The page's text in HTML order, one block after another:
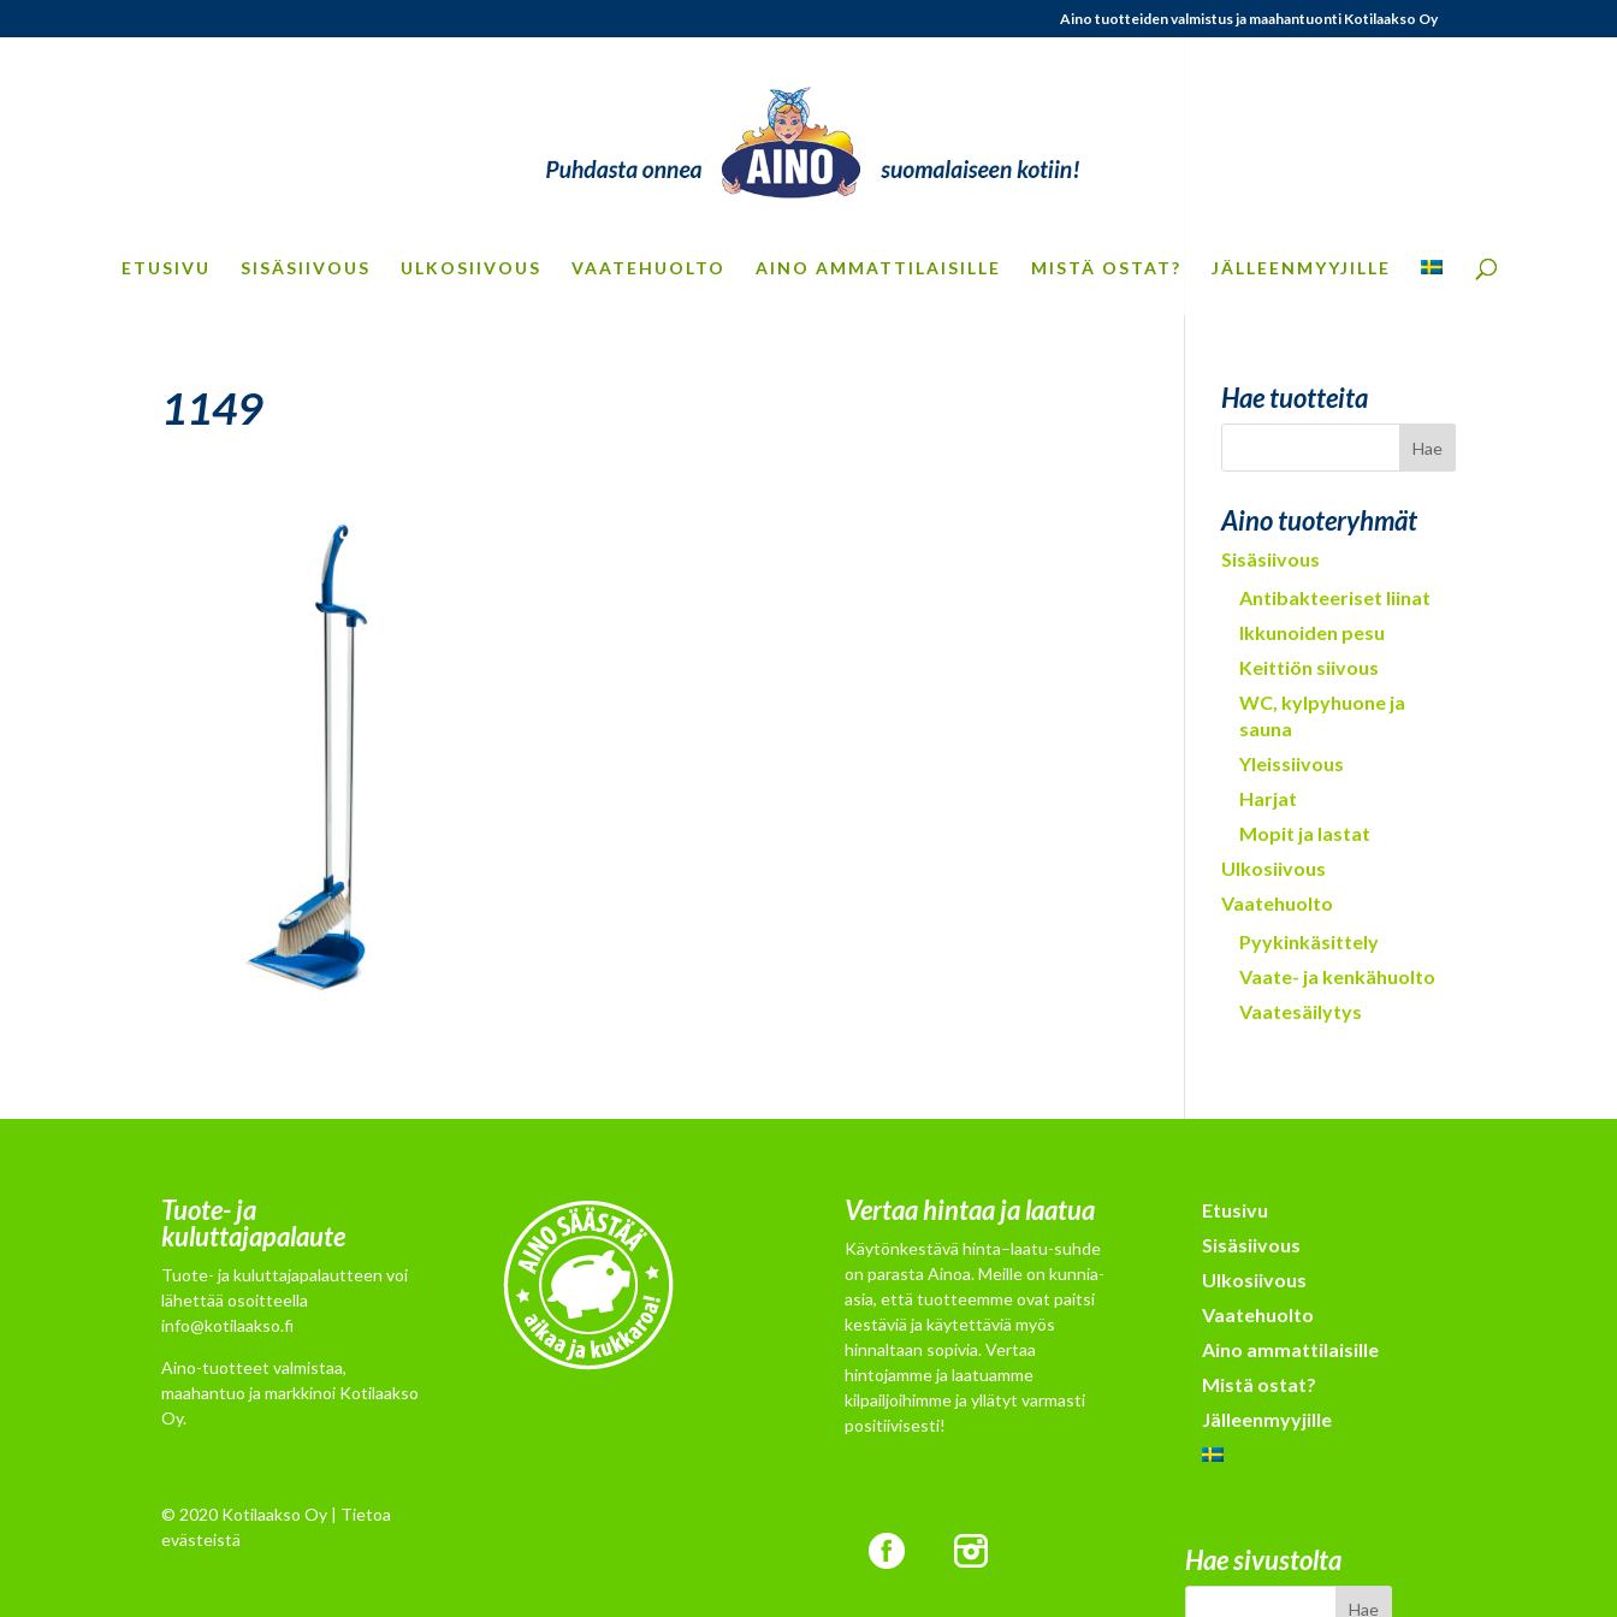
Aino tuotteiden valmistus ja maahantuonti Kotilaakso Oy
ETUSIVU SISÄSIIVOUS ULKOSIIVOUS VAATEHUOLTO AINO AMMATTILAISILLE MISTÄ OSTAT? JÄLLEENMYYJILLE
1149 Hae tuotteita
Aino tuoteryhmät
Sisäsiivous
Antibakteeriset liinat
Ikkunoiden pesu
Keittiön siivous
WC, kylpyhuone ja
sauna
Yleissiivous
Harjat
Mopit ja lastat
Ulkosiivous
Vaatehuolto
Pyykinkäsittely
Vaate- ja kenkähuolto
Vaatesäilytys
Tuote- ja
kuluttajapalaute
Tuote- ja kuluttajapalautteen voi
lähettää osoitteella
info@kotilaakso.fi
Aino-tuotteet valmistaa,
maahantuo ja markkinoi Kotilaakso
Oy.
© 2020 Kotilaakso Oy | Tietoa
evästeistä
Vertaa hintaa ja laatua
Käytönkestävä hinta–laatu-suhde
on parasta Ainoa. Meille on kunnia-
asia, että tuotteemme ovat paitsi
kestäviä ja käytettäviä myös
hinnaltaan sopivia. Vertaa
hintojamme ja laatuamme
kilpailjoihimme ja yllätyt varmasti
positiivisesti!
Etusivu
Sisäsiivous
Ulkosiivous
Vaatehuolto
Aino ammattilaisille
Mistä ostat?
Jälleenmyyjille
Hae sivustolta